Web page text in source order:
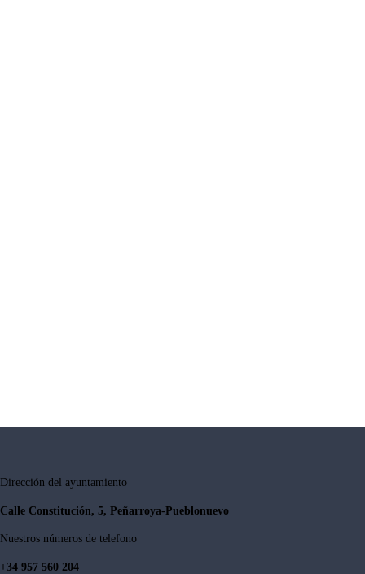
Dirección del ayuntamiento
Calle Constitución, 5, Peñarroya-Pueblonuevo
Nuestros números de telefono
+34 957 560 204